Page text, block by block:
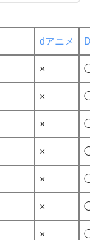
dアニメ
×
×
×
×
×
×
×